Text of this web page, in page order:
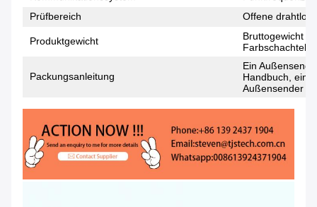
Prüfbereich
Offene
Produktgewicht
Bruttogewicht
Packungsanleitung
Ein
Handbuch, ein
Außensender